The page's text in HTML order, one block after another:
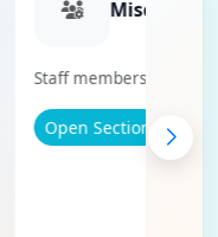
Staff members
Open Section